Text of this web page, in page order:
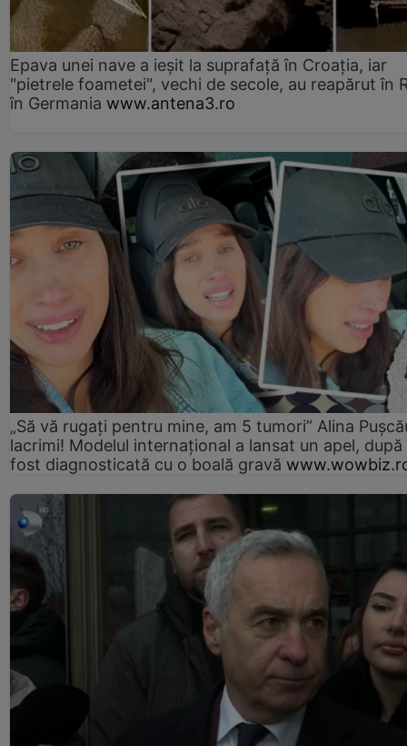
Epava unei nave a ieșit la suprafață în Croația, iar
"pietrele foametei", vechi de secole, au reapărut în
în Germania www.antena3.ro
„Să vă rugați pentru mine, am 5 tumori” Alina
lacrimi! Modelul internațional a lansat un apel, după
fost diagnosticată cu o boală gravă